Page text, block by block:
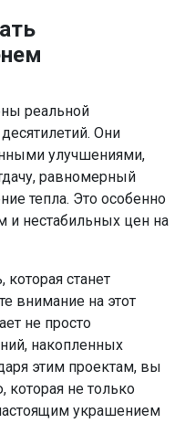
реальной
Они
улучшениями,
равномерный
тепла. Это особенно
и нестабильных цен на
которая станет
внимание на этот
не просто
накопленных
этим проектам, вы
которая не только
украшением